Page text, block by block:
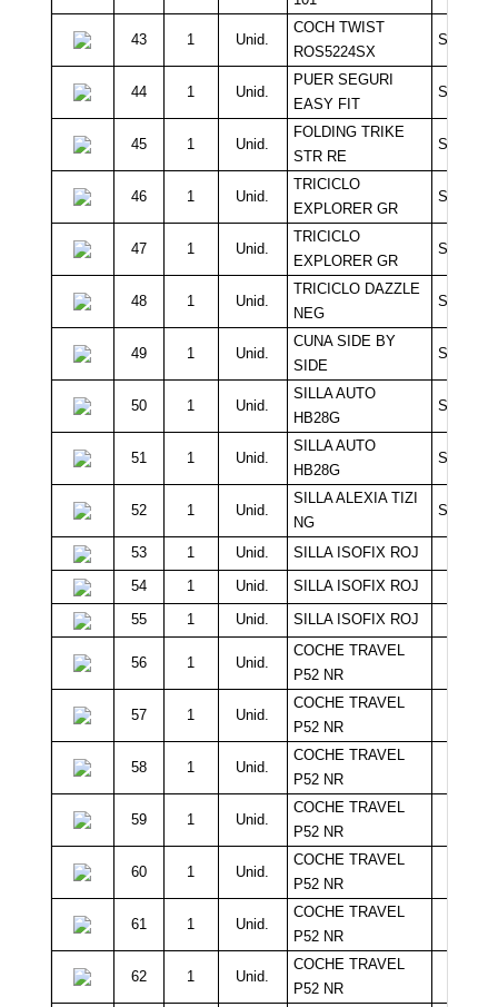
43 1 Unid.
COCH TWIST
ROS5224SX
Sin
44 1 Unid.
PUER SEGURI
EASY FIT
Sin
45 1 Unid.
FOLDING TRIKE
STR RE
Sin
46 1 Unid.
TRICICLO
EXPLORER GR
Sin
47 1 Unid.
TRICICLO
EXPLORER GR
Sin
48 1 Unid.
TRICICLO DAZZLE
NEG
Sin
49 1 Unid.
CUNA SIDE BY
SIDE
Sin
50 1 Unid.
SILLA AUTO
HB28G
Sin
51 1 Unid.
SILLA AUTO
HB28G
Sin
52 1 Unid.
SILLA ALEXIA TIZI
NG
Sin
53 1 Unid. SILLA ISOFIX ROJ
54
1 Unid. SILLA ISOFIX ROJ
55
1 Unid. SILLA ISOFIX ROJ
56 1 Unid.
COCHE TRAVEL
P52 NR
57 1 Unid.
COCHE TRAVEL
P52 NR
58 1 Unid.
COCHE TRAVEL
P52 NR
59 1 Unid.
COCHE TRAVEL
P52 NR
60 1 Unid.
COCHE TRAVEL
P52 NR
61 1 Unid.
COCHE TRAVEL
P52 NR
62 1 Unid.
COCHE TRAVEL
P52 NR